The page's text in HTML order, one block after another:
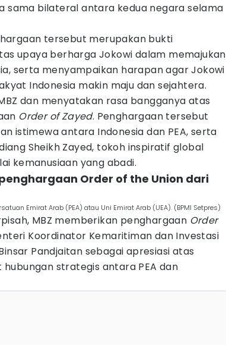
sama bilateral antara kedua negara selama
tersebut merupakan bukti
upaya berharga Jokowi dalam memajukan
serta menyampaikan harapan agar Jokowi
Indonesia makin maju dan sejahtera.
dan menyatakan rasa bangganya atas
Order of Zayed. Penghargaan tersebut
istimewa antara Indonesia dan PEA, serta
Sheikh Zayed, tokoh inspiratif global
kemanusiaan yang abadi.
Order of the Union dari
Emirat Arab (PEA) atau Uni Emirat Arab (UEA). (BPMI Setpres)
MBZ memberikan penghargaan Order
Koordinator Kemaritiman dan Investasi
Pandjaitan sebagai apresiasi atas
strategis antara PEA dan